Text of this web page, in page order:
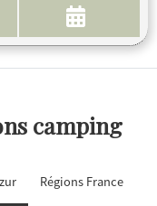
camping
Régions France